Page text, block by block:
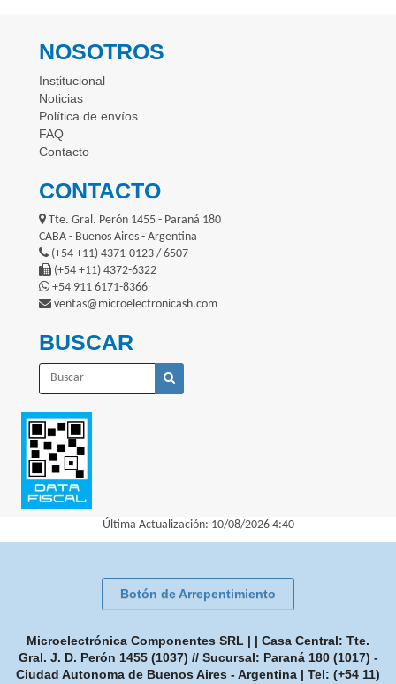
NOSOTROS
Institucional
Noticias
Política de envíos
FAQ
Contacto
CONTACTO
Tte. Gral. Perón 1455 - Paraná 180
CABA - Buenos Aires - Argentina
(+54 +11) 4371-0123 / 6507
(+54 +11) 4372-6322
+54 911 6171-8366
ventas@microelectronicash.com
BUSCAR
Última Actualización: 10/08/2026 4:40
Botón de Arrepentimiento
Microelectrónica Componentes SRL | | Casa Central: Tte.
Gral. J. D. Perón 1455 (1037) // Sucursal: Paraná 180 (1017) -
Ciudad Autonoma de Buenos Aires - Argentina | Tel: (+54 11)